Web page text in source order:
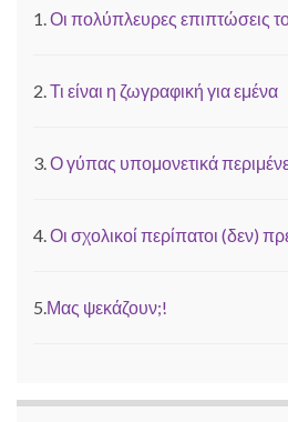
1.Οι πολύπλευρες επιπτώσεις
2.Τι είναι η ζωγραφική για εμένα
3.Ο γύπας υπομονετικά
4.Οι σχολικοί περίπατοι (δεν)
5.Μας ψεκάζουν;!